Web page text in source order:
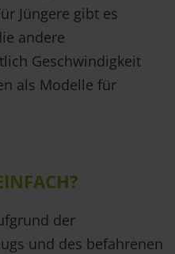
Jüngere gibt es
andere
Geschwindigkeit
als Modelle für
der
und des befahrenen